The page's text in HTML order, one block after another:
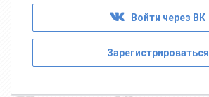
Войти через ВК
Зарегистрироваться